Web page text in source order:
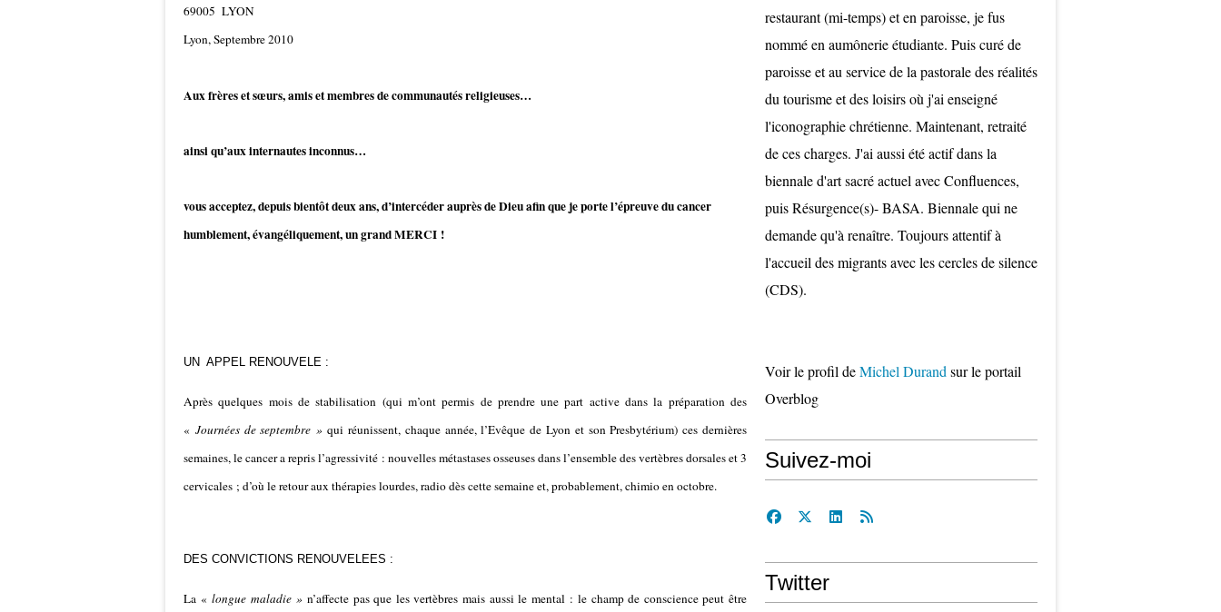
69005 LYON
Lyon, Septembre 2010
Aux frères et sœurs, amis et membres de communautés religieuses…
ainsi qu’aux internautes inconnus…
vous acceptez, depuis bientôt deux ans, d’intercéder auprès de Dieu afin que je porte l’épreuve du cancer
humblement, évangéliquement, un grand MERCI !
UN APPEL RENOUVELE :
Après quelques mois de stabilisation (qui m’ont permis de prendre une part active dans la préparation des
« Journées de septembre » qui réunissent, chaque année, l’Evêque de Lyon et son Presbytérium) ces dernières
semaines, le cancer a repris l’agressivité : nouvelles métastases osseuses dans l’ensemble des vertèbres dorsales et 3
cervicales ; d’où le retour aux thérapies lourdes, radio dès cette semaine et, probablement, chimio en octobre.
DES CONVICTIONS RENOUVELEES :
La «longue maladie » n’affecte pas que les vertèbres mais aussi le mental : le champ de conscience peut être
restaurant (mi-temps) et en paroisse, je fus
nommé en aumônerie étudiante. Puis curé de
paroisse et au service de la pastorale des réalités
du tourisme et des loisirs où j'ai enseigné
l'iconographie chrétienne. Maintenant, retraité
de ces charges. J'ai aussi été actif dans la
biennale d'art sacré actuel avec Confluences,
puis Résurgence(s)- BASA. Biennale qui ne
demande qu'à renaître. Toujours attentif à
l'accueil des migrants avec les cercles de silence
(CDS).
Voir le profil deMichel Durand sur le portail
Overblog
Suivez-moi
Twitter